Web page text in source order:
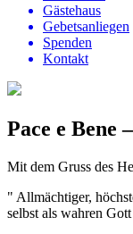
Gästehaus
Gebetsanliegen
Spenden
Kontakt
Pace e Bene
Mit dem Gruss des
Allmächtiger,
selbst als wahren